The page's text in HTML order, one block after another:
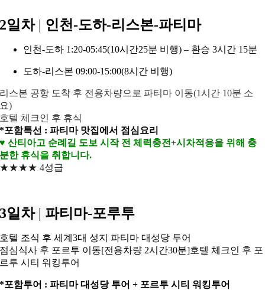
2일차 | 인천-도하-리스본-파티마
인천-도하 1:20-05:45(10시간25분 비행) – 환승 3시간 15분
도하-리스본 09:00-15:00(8시간 비행)
리스본 공항 도착 후 전용차량으로 파티마 이동(1시간 10분 소
요)
호텔 체크인 후 휴식
*포함특선 : 파티마 맛집에서 점심요리
♥ 산티아고 순례길 도보 시작 전 체력충전+시차적응을 위해 충
분한 휴식을 취합니다.
★★★★ 4성급
3일차 | 파티마-포루투
호텔 조식 후 세계3대 성지 파티마 대성당 투어
점심식사 후 포르투 이동[전용차량 2시간30분]호텔 체크인 후 포
르투 시티 워킹투어
*포함투어 : 파티마 대성당 투어 + 포르투 시티 워킹투어